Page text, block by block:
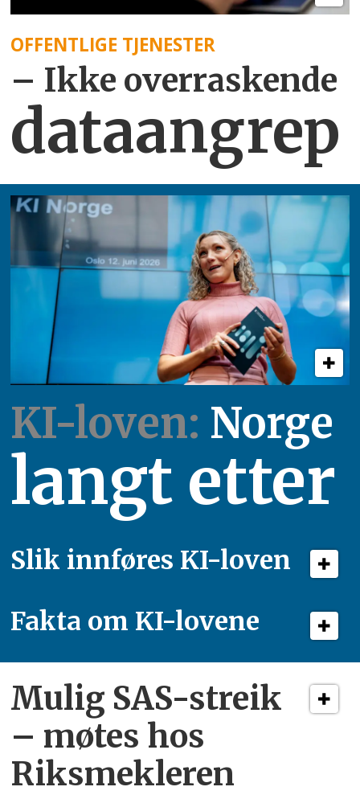
OFFENTLIGE TJENESTER
– Ikke overraskende
dataangrep
KI-loven: Norge
langt etter
Slik innføres KI-loven
Fakta om KI-lovene
Mulig SAS-streik
– møtes hos
Riksmekleren